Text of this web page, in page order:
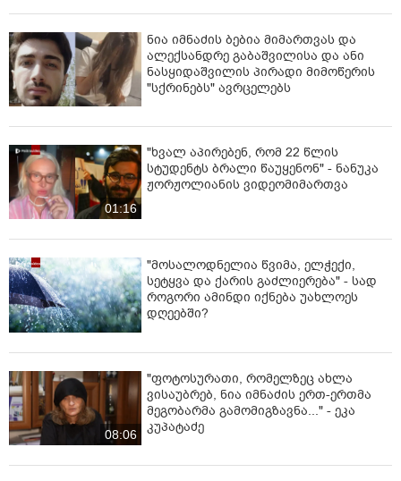
ნია იმნაძის ბებია მიმართვას და
ალექსანდრე გაბაშვილისა და ანი
ნასყიდაშვილის პირადი მიმოწერის
"სქრინებს" ავრცელებს
01:16
"ხვალ აპირებენ, რომ 22 წლის
სტუდენტს ბრალი წაუყენონ" - ნანუკა
ჟორჟოლიანის ვიდეომიმართვა
"მოსალოდნელია წვიმა, ელჭექი,
სეტყვა და ქარის გაძლიერება" - სად
როგორი ამინდი იქნება უახლოეს
დღეებში?
08:06
"ფოტოსურათი, რომელზეც ახლა
ვისაუბრებ, ნია იმნაძის ერთ-ერთმა
მეგობარმა გამომიგზავნა..." - ეკა
კუპატაძე